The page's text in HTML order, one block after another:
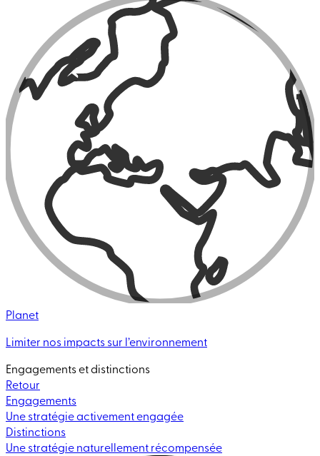
Planet
Limiter nos impacts sur l’environnement
Engagements et distinctions
Retour
Engagements
Une stratégie activement engagée
Distinctions
Une stratégie naturellement récompensée